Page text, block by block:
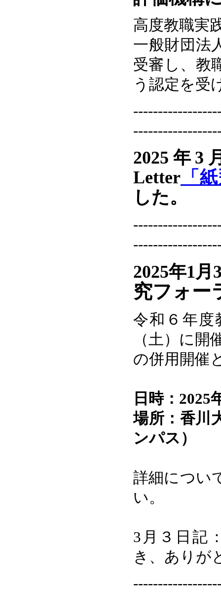
高度教職実
一般財団法
受審し、教
う認定を受
2025年3
Letter 「
した。
2025年1月
究フォー
令和６年度
（土）に
の併用開催
日時：2025
場所：香川
ンパス）
詳細につい
い。
3月３日記
き、ありが